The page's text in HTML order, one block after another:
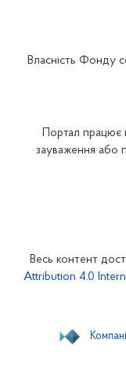
Закарпатське
Запорізьке
Кіровоградське
Миколаївське
Власність Фонду
Портал працює
зауваження або
Весь контент
Attribution 4.0